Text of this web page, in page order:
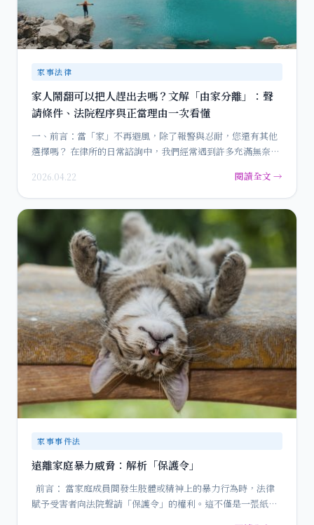
家事法律
家人鬧翻可以把人趕出去嗎？文解「由家分離」：聲
請條件、法院程序與正當理由一次看懂
一、前言：當「家」不再避風，除了報警與忍耐，您還有其他
選擇嗎？ 在律所的日常諮詢中，我們經常遇到許多充滿無奈的
2026.04.22 閱讀全文 →
家事事件法
遠離家庭暴力威脅：解析「保護令」
前言： 當家庭成員間發生肢體或精神上的暴力行為時，法律
賦予受害者向法院聲請「保護令」的權利。這不僅是一張紙，